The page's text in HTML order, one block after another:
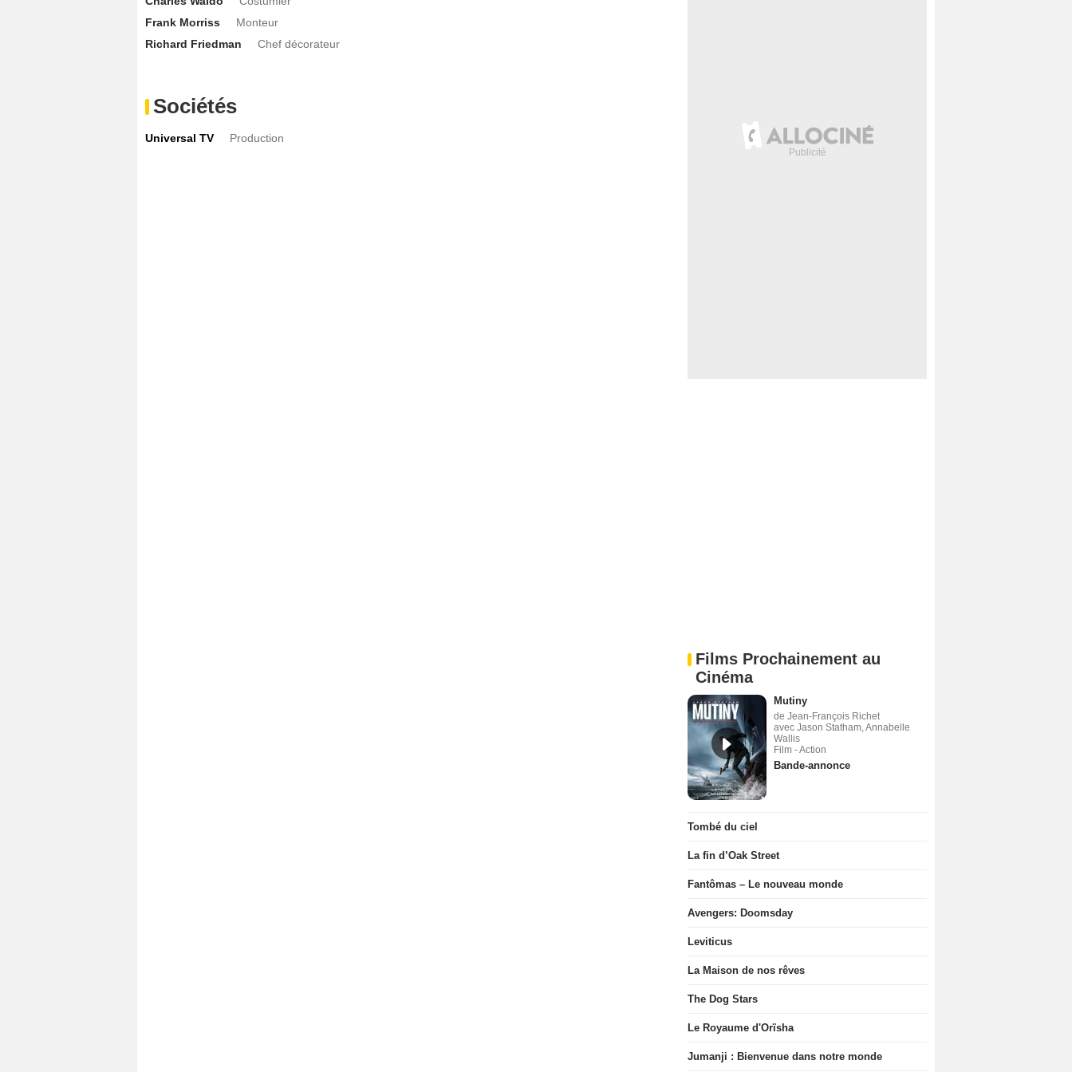
Frank Morriss
Monteur
Richard Friedman
Chef décorateur
Sociétés
Universal TV Production
Films Prochainement au
Cinéma
Mutiny
de Jean-François Richet
avec Jason Statham, Annabelle
Wallis
Film - Action
Bande-annonce
Tombé du ciel
La fin d’Oak Street
Fantômas – Le nouveau monde
Avengers: Doomsday
Leviticus
La Maison de nos rêves
The Dog Stars
Le Royaume d'Orïsha
Jumanji : Bienvenue dans notre monde